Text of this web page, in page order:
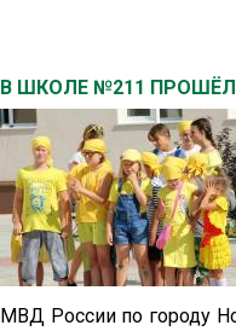
В ШКОЛЕ №211
МВД России по городу